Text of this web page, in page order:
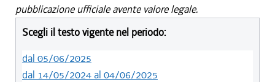
pubblicazione ufficiale avente valore legale.
Scegli il testo vigente nel periodo:
dal 05/06/2025
dal 14/05/2024 al 04/06/2025